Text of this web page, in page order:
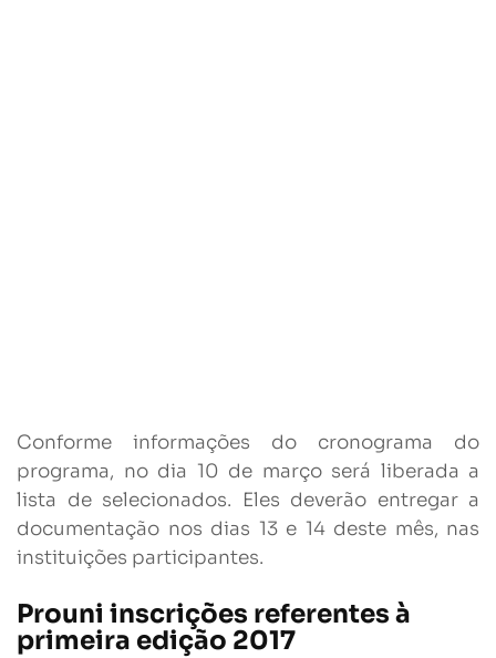
Conforme informações do cronograma do
programa, no dia 10 de março será liberada a
lista de selecionados. Eles deverão entregar a
documentação nos dias 13 e 14 deste mês, nas
instituições participantes.
Prouni inscrições referentes à
primeira edição 2017